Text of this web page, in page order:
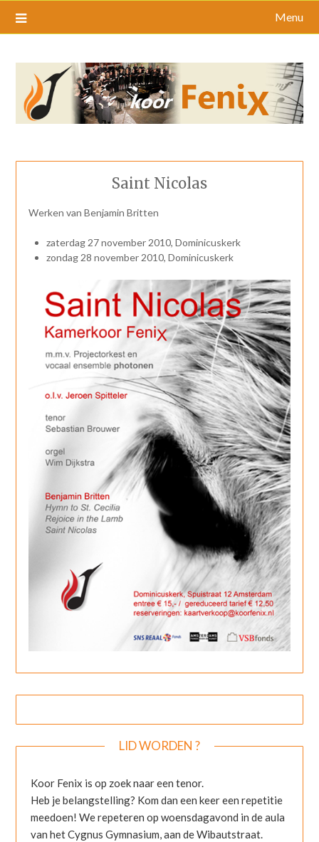
Menu
Saint Nicolas
Werken van Benjamin Britten
zaterdag 27 november 2010, Dominicuskerk
zondag 28 november 2010, Dominicuskerk
LID WORDEN ?
Koor Fenix is op zoek naar een tenor.
Heb je belangstelling? Kom dan een keer een repetitie
meedoen! We repeteren op woensdagavond in de aula
van het Cygnus Gymnasium, aan de Wibautstraat.